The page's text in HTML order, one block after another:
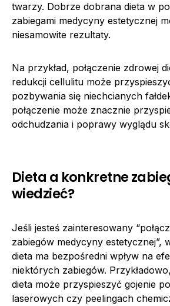
twarzy. Dobrze dobrana dieta w
zabiegami medycyny estetycznej
niesamowite rezultaty.
Na przykład, połączenie zdrowej
redukcji cellulitu może
pozbywania się niechcianych
połączenie może znacznie
odchudzania i poprawy wyglądu
Dieta a konkretne
wiedzieć?
Jeśli jesteś zainteresowany
zabiegów medycyny estetycznej”,
dieta ma bezpośredni wpływ na
niektórych zabiegów.
dieta może przyspieszyć gojenie
laserowych czy peelingach